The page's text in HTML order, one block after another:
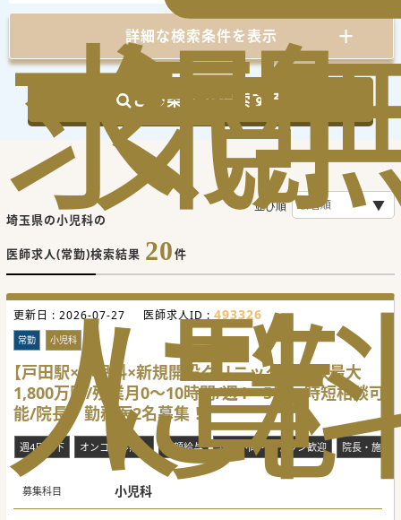
求
人
気
に
閲
覧
詳細な検索条件を表示
この条件で検索する
埼玉県の小児科の
医師求人(常勤)検索結果 20件
並び順
更新日 : 2026-07-27 医師求人ID : 493326
常勤 小児科
【戸田駅×小児科×新規開設クリニック】年収最大
1,800万円/残業月0～10時間/週4～5日・時短相談可
能/院長・勤務医2名募集！
週4日以下 オンコール無し 高額給与 年齢不問・ベテラン歓迎 院長・施設
募集科目 小児科